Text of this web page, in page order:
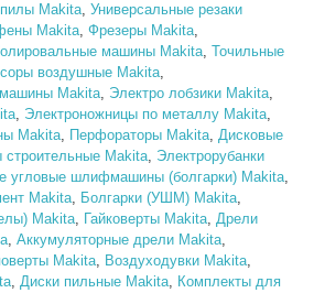
Makita, Универсальные резаки
Makita, Фрезеры Makita,
машины Makita, Точильные
воздушные Makita,
Makita, Электро лобзики Makita,
, Электроножницы по металлу Makita,
Makita, Перфораторы Makita, Дисковые
Makita, Электрорубанки
угловые шлифмашины (болгарки) Makita,
Makita, Болгарки (УШМ) Makita,
Makita, Гайковерты Makita, Дрели
, Аккумуляторные дрели Makita,
Makita, Воздуходувки Makita,
, Диски пильные Makita, Комплекты для